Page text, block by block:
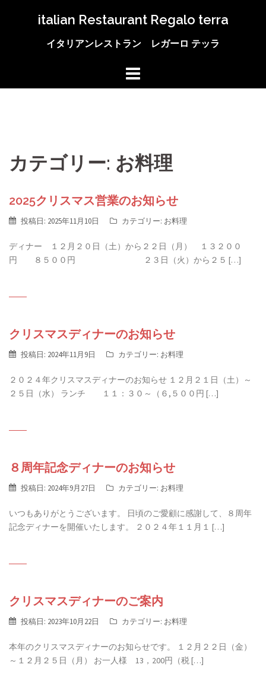
ス
italian Restaurant Regalo terra
イタリアンレストラン レガーロ テッラ
カテゴリー: お料理
2025クリスマス営業のお知らせ
投稿日: 2025年11月10日 カテゴリー: お料理
ディナー １２月２０日（土）から２２日（月） １３２００
円 ８５００円 ２３日（火）から２５ […]
クリスマスディナーのお知らせ
投稿日: 2024年11月9日 カテゴリー: お料理
２０２４年クリスマスディナーのお知らせ １２月２１日（土）～
２５日（水） ランチ １１：３０～（６,５００円 […]
８周年記念ディナーのお知らせ
投稿日: 2024年9月27日 カテゴリー: お料理
いつもありがとうございます。 日頃のご愛顧に感謝して、８周年
記念ディナーを開催いたします。 ２０２４年１１月１ […]
クリスマスディナーのご案内
投稿日: 2023年10月22日 カテゴリー: お料理
本年のクリスマスディナーのお知らせです。 １２月２２日（金）
～１２月２５日（月） お一人様 13，200円（税 […]